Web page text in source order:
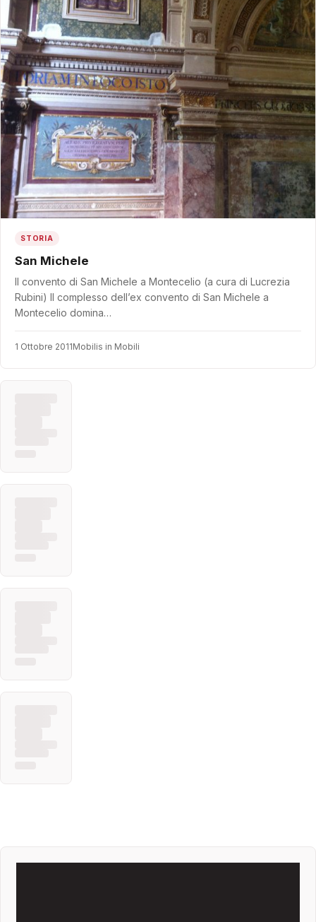
STORIA
San Michele
Il convento di San Michele a Montecelio (a cura di Lucrezia
Rubini) Il complesso dell’ex convento di San Michele a
Montecelio domina…
1 Ottobre 2011Mobilis in Mobili